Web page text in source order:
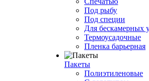
Под рыбу
Под специи
Для бескамерных
Термоусадочные
Пленка барьерная
Пакеты
Полиэтиленовые